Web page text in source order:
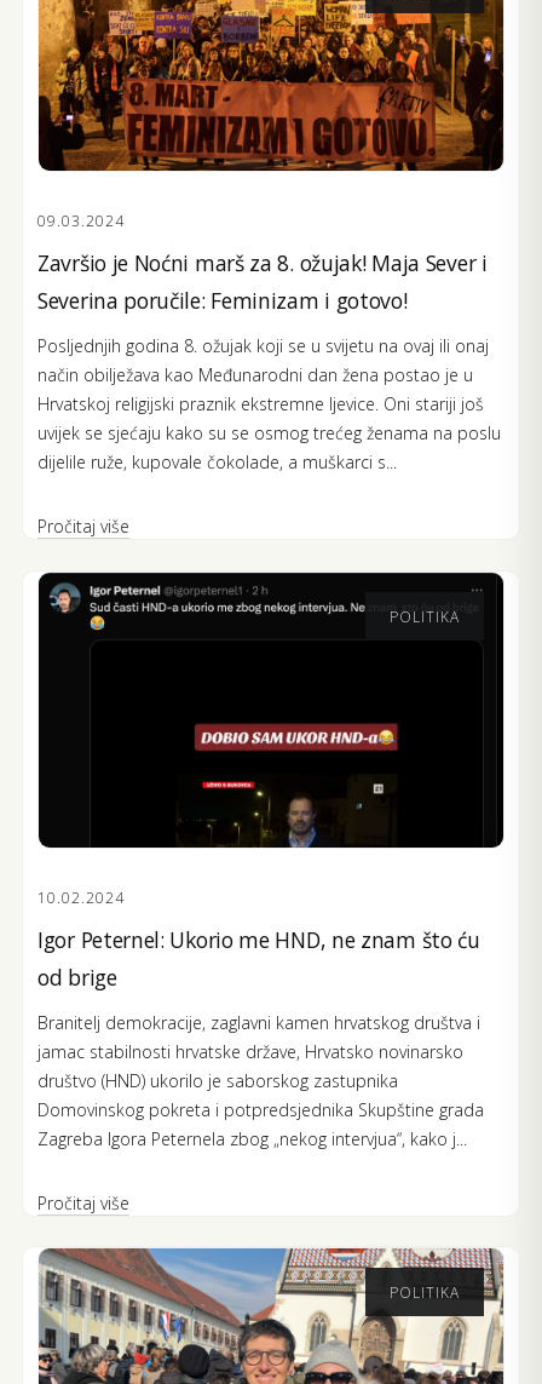
09.03.2024
Završio je Noćni marš za 8. ožujak! Maja Sever i
Severina poručile: Feminizam i gotovo!
Posljednjih godina 8. ožujak koji se u svijetu na ovaj ili onaj
način obilježava kao Međunarodni dan žena postao je u
Hrvatskoj religijski praznik ekstremne ljevice. Oni stariji još
uvijek se sjećaju kako su se osmog trećeg ženama na poslu
dijelile ruže, kupovale čokolade, a muškarci s...
Pročitaj više
POLITIKA
10.02.2024
Igor Peternel: Ukorio me HND, ne znam što ću
od brige
Branitelj demokracije, zaglavni kamen hrvatskog društva i
jamac stabilnosti hrvatske države, Hrvatsko novinarsko
društvo (HND) ukorilo je saborskog zastupnika
Domovinskog pokreta i potpredsjednika Skupštine grada
Zagreba Igora Peternela zbog „nekog intervjua“, kako j...
Pročitaj više
POLITIKA